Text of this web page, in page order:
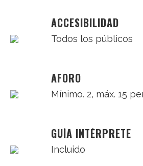
ACCESIBILIDAD
Todos los públicos
AFORO
Mínimo. 2, máx. 15
GUÍA INTÉRPRETE
Incluido